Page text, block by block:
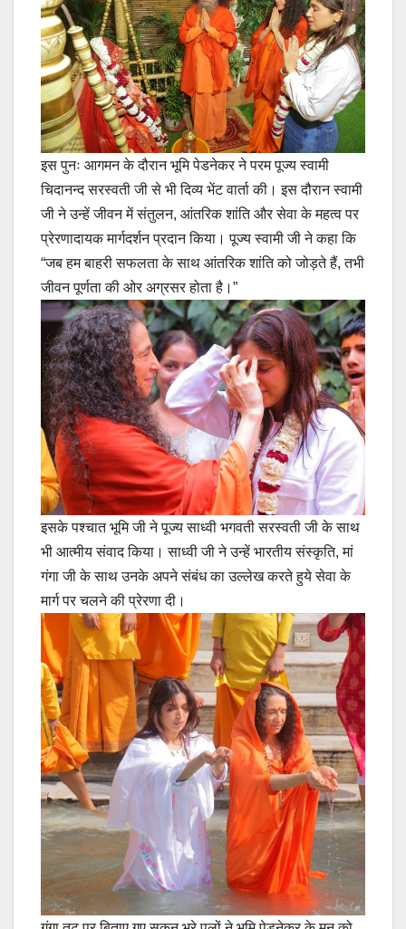
इस पुनः आगमन के दौरान भूमि पेडनेकर ने परम पूज्य स्वामी
चिदानन्द सरस्वती जी से भी दिव्य भेंट वार्ता की। इस दौरान स्वामी
जी ने उन्हें जीवन में संतुलन, आंतरिक शांति और सेवा के महत्व पर
प्रेरणादायक मार्गदर्शन प्रदान किया। पूज्य स्वामी जी ने कहा कि
“जब हम बाहरी सफलता के साथ आंतरिक शांति को जोड़ते हैं, तभी
जीवन पूर्णता की ओर अग्रसर होता है।”
इसके पश्चात भूमि जी ने पूज्य साध्वी भगवती सरस्वती जी के साथ
भी आत्मीय संवाद किया। साध्वी जी ने उन्हें भारतीय संस्कृति, मां
गंगा जी के साथ उनके अपने संबंध का उल्लेख करते हुये सेवा के
मार्ग पर चलने की प्रेरणा दी।